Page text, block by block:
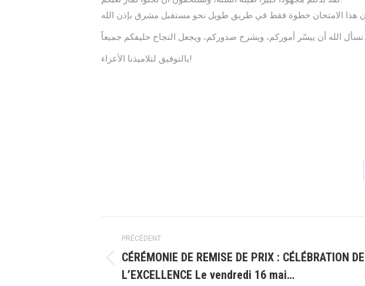
نسأل الله أن ييسّر أموركم، ويشرح صدوركم، ويجعل النجاح حليفكم جميعاً.
بالتوفيق لتلاميذنا الأعزاء!
Navigation
article
PRÉCÉDENT
Article
précédent
CÉRÉMONIE DE REMISE DE PRIX : CÉLÉBRATION DE
L’EXCELLENCE Le vendredi 16 mai…